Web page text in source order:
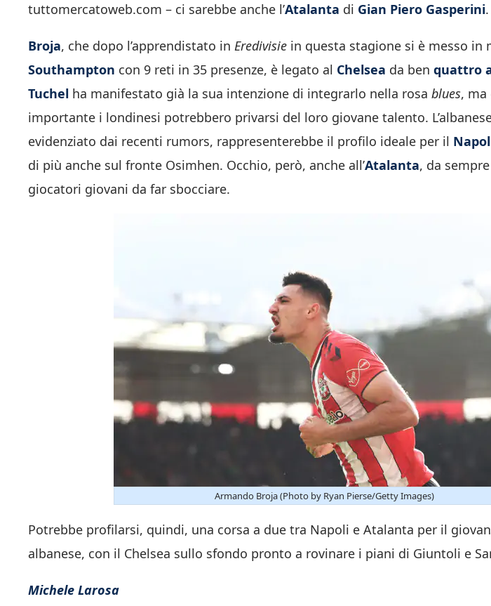
tuttomercatoweb.com – ci sarebbe anche l’Atalanta di Gian Piero Gasperini.
Broja, che dopo l’apprendistato in Eredivisie in questa stagione si è messo in
Southampton con 9 reti in 35 presenze, è legato al Chelsea da ben quattro
Tuchel ha manifestato già la sua intenzione di integrarlo nella rosa blues, ma
importante i londinesi potrebbero privarsi del loro giovane talento.
evidenziato dai recenti rumors, rappresenterebbe il profilo ideale per il
di più anche sul fronte Osimhen. Occhio, però, anche all’Atalanta, da
giocatori giovani da far sbocciare.
Armando Broja (Photo by Ryan Pierse/Getty Images)
Potrebbe profilarsi, quindi, una corsa a due tra Napoli e Atalanta per il
albanese, con il Chelsea sullo sfondo pronto a rovinare i piani di Giuntoli e
Michele Larosa